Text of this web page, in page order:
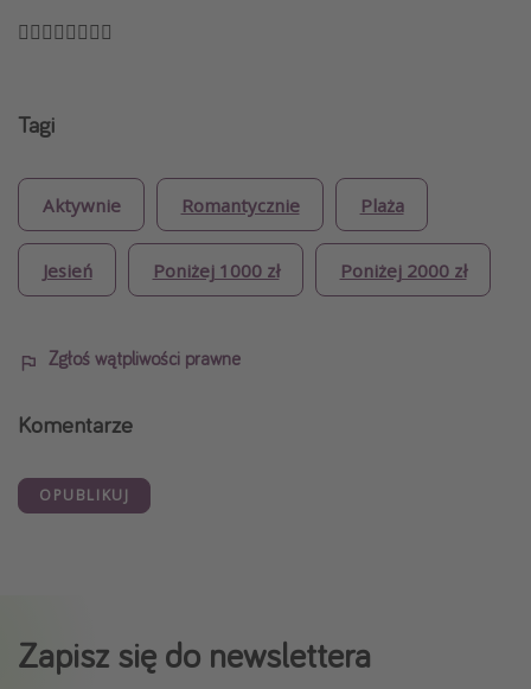
🏴‍☠️🏴‍☠️🏴‍☠️🏴‍☠️
Tagi
Aktywnie Romantycznie Plaża
Jesień Poniżej 1000 zł Poniżej 2000 zł
Zgłoś wątpliwości prawne
Komentarze
OPUBLIKUJ
Zapisz się do newslettera